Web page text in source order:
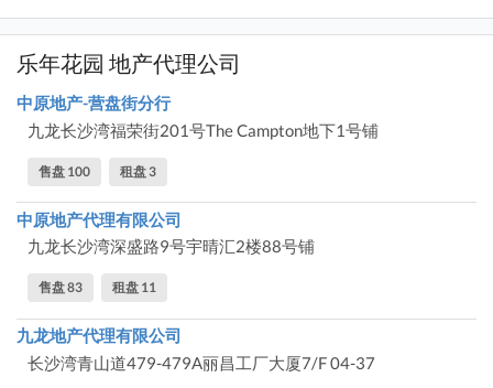
乐年花园 地产代理公司
中原地产-营盘街分行
九龙长沙湾福荣街201号The Campton地下1号铺
售盘 100 租盘 3
中原地产代理有限公司
九龙长沙湾深盛路9号宇晴汇2楼88号铺
售盘 83 租盘 11
九龙地产代理有限公司
长沙湾青山道479-479A丽昌工厂大厦7/F 04-37